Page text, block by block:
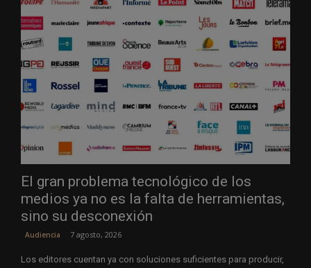
El gran problema tecnológico de los
medios ya no es la falta de herramientas,
sino su desconexión
Audiencia 7 agosto, 2026
Los editores cuentan ya con soluciones suficientes para producir,